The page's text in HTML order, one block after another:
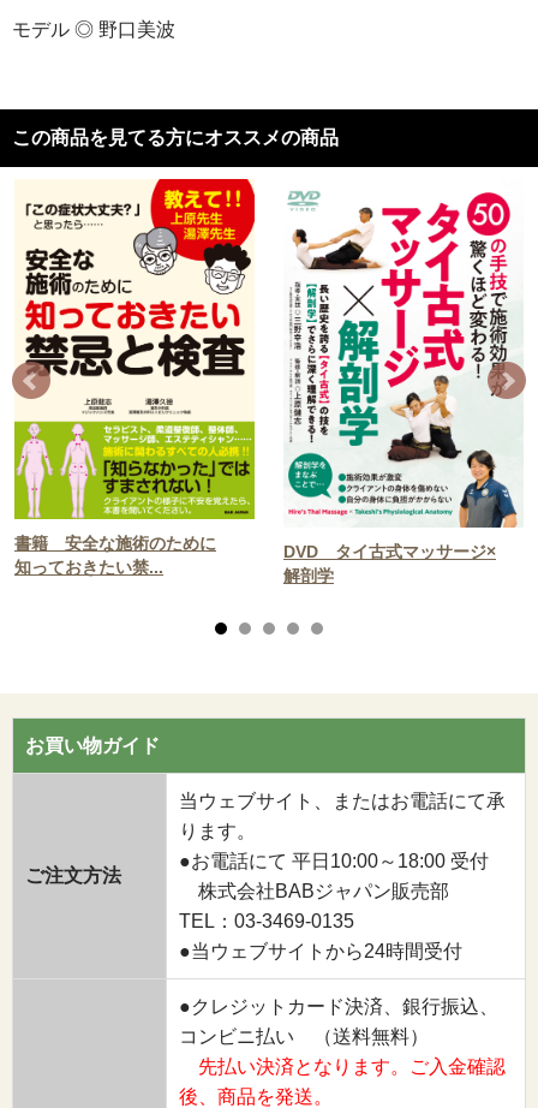
モデル ◎ 野口美波
この商品を見てる方にオススメの商品
書籍 安全な施術のために
知っておきたい禁...
DVD タイ古式マッサージ×
解剖学
お買い物ガイド
ご注文方法
当ウェブサイト、またはお電話にて承
ります。
●お電話にて 平日10:00～18:00 受付
株式会社BABジャパン販売部
TEL：03-3469-0135
●当ウェブサイトから24時間受付
●クレジットカード決済、銀行振込、
コンビニ払い （送料無料）
先払い決済となります。ご入金確認
後、商品を発送。